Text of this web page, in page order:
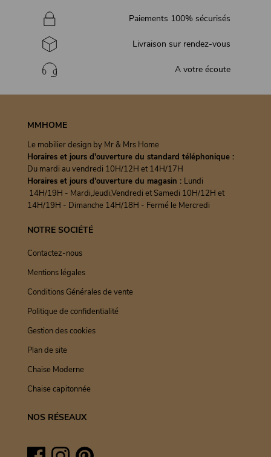
Paiements 100% sécurisés
Livraison sur rendez-vous
A votre écoute
MMHOME
Le mobilier design by Mr & Mrs Home
Horaires et jours d'ouverture du standard téléphonique :
Du mardi au vendredi 10H/12H et 14H/17H
Horaires et jours d'ouverture du magasin : Lundi
14H/19H - Mardi,Jeudi,Vendredi et Samedi 10H/12H et
14H/19H - Dimanche 14H/18H - Fermé le Mercredi
NOTRE SOCIÉTÉ
Contactez-nous
Mentions légales
Conditions Générales de vente
Politique de confidentialité
Gestion des cookies
Plan de site
Chaise Moderne
Chaise capitonnée
NOS RÉSEAUX